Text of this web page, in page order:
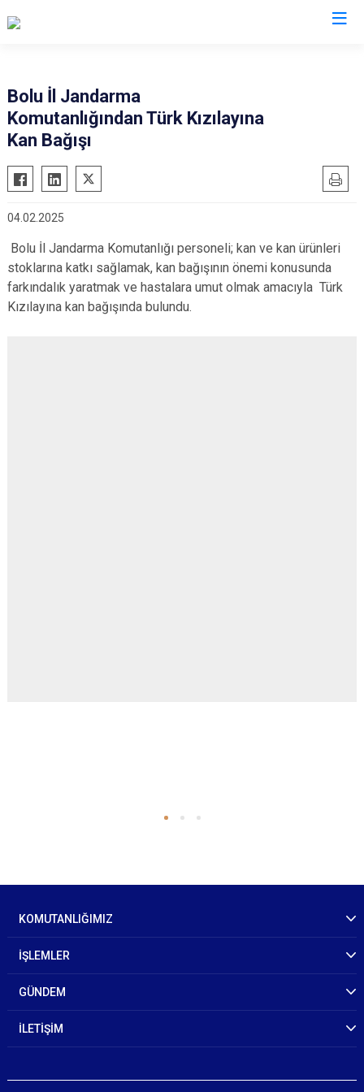
Bolu İl Jandarma
Komutanlığından Türk Kızılayına
Kan Bağışı
04.02.2025
Bolu İl Jandarma Komutanlığı personeli; kan ve kan ürünleri
stoklarına katkı sağlamak, kan bağışının önemi konusunda
farkındalık yaratmak ve hastalara umut olmak amacıyla Türk
Kızılayına kan bağışında bulundu.
KOMUTANLIĞIMIZ
İŞLEMLER
GÜNDEM
İLETİŞİM